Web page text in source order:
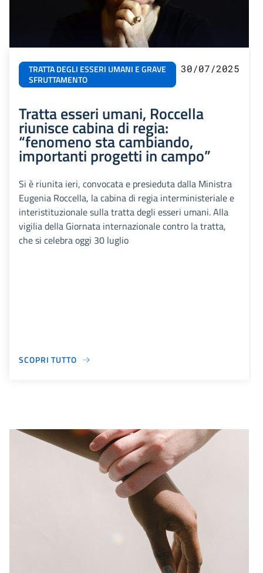
TRATTA DEGLI ESSERI UMANI E GRAVE
SFRUTTAMENTO
30/07/2025
Tratta esseri umani, Roccella
riunisce cabina di regia:
“fenomeno sta cambiando,
importanti progetti in campo”
Si è riunita ieri, convocata e presieduta dalla Ministra
Eugenia Roccella, la cabina di regia interministeriale e
interistituzionale sulla tratta degli esseri umani. Alla
vigilia della Giornata internazionale contro la tratta,
che si celebra oggi 30 luglio
SCOPRI TUTTO